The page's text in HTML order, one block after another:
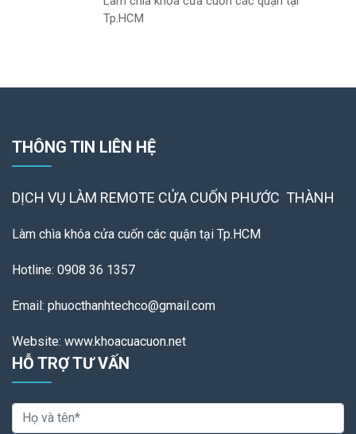
Tp.HCM
THÔNG TIN LIÊN HỆ
DỊCH VỤ LÀM REMOTE CỬA CUỐN PHƯỚC THÀNH
Làm chìa khóa cửa cuốn các quận tại Tp.HCM
Hotline: 0908 36 1357
Email: phuocthanhtechco@gmail.com
Website: www.khoacuacuon.net
HỖ TRỢ TƯ VẤN